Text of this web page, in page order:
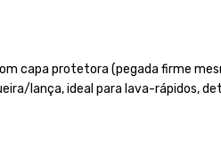
capa protetora (pegada firme
lança, ideal para lava-rápidos,